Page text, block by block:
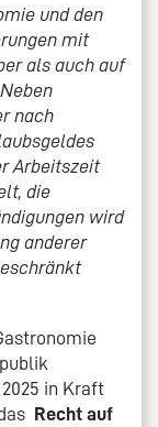
und den
mit
als auch auf
nach
Arbeitszeit
die
wird
anderer
2025 in Kraft
Recht auf